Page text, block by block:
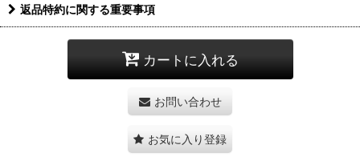
返品特約に関する重要事項
カートに入れる
お問い合わせ
お気に入り登録